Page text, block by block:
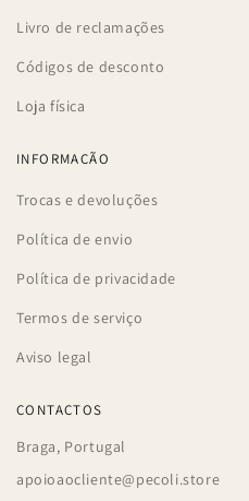
Livro de reclamações
Códigos de desconto
Loja física
INFORMAÇÃO
Trocas e devoluções
Política de envio
Política de privacidade
Termos de serviço
Aviso legal
CONTACTOS
Braga, Portugal
apoioaocliente@pecoli.store